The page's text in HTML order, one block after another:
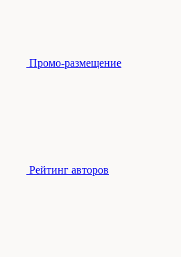
Промо-размещение
Рейтинг авторов